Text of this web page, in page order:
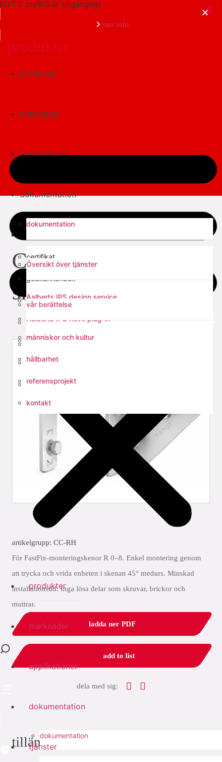
NYTT: myIPS är tillgängligt
mer info
produkter
marknader
applikationer
dokumentation
dokumentation
certifikat
godkännanden
EPD
tekniska manualer
Översikt över tjänster
Aalberts IPS design service
Aalberts IPS Revit plug-in
verktyg för dimensionering av injusteringsventiler
verktygsval
Fast Fix support rail calculation
vår berättelse
människor och kultur
hållbarhet
referensprojekt
kontakt
produkter
marknader
applikationer
dokumentation
dokumentation
tjänster
produkter
upphängning
ClickConnection RH
skenvinkel
artikelgrupp: CC-RH
För FastFix-monteringskenor R 0–8. Enkel montering genom
att trycka och vrida enheten i skenan 45° medurs. Minskad
installationstid. Inga lösa delar som skruvar, brickor och
muttrar.
ladda ner PDF
add to list
dela med sig:
tillämpningar